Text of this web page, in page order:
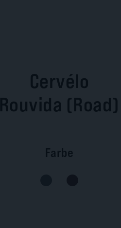
Cervélo
Rouvida (Road)
Farbe